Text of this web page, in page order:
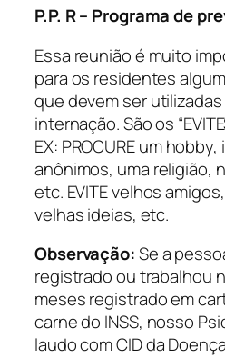
P.P. R – Programa de
Essa reunião é muito
para os residentes
que devem ser
internação. São os
EX: PROCURE um hobby,
anônimos, uma religião,
etc. EVITE velhos
velhas ideias, etc.
Observação:Se a
registrado ou trabalhou
meses registrado em
carne do INSS, nosso
laudo com CID da